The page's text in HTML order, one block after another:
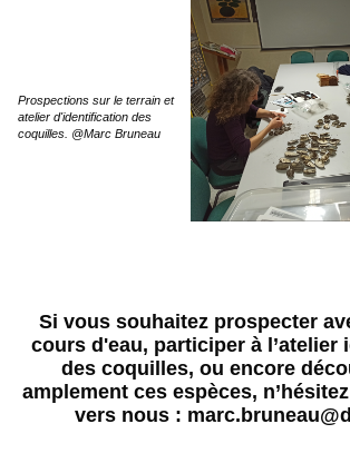
Prospections sur le terrain et
atelier d'identification des
coquilles. @Marc Bruneau
Si vous souhaitez prospecter
cours d'eau, participer à l’atelier
des coquilles, ou encore
amplement ces espèces,
vers nous :